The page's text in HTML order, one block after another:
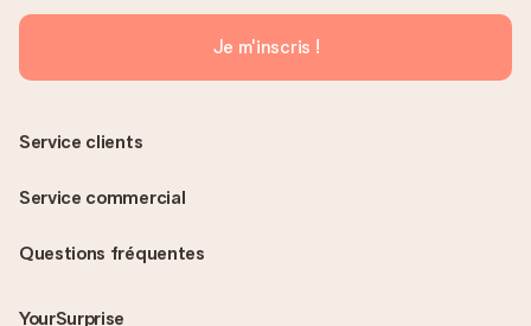
Je m'inscris !
Questions fréquentes
YourSurprise
Service clients
Service commercial